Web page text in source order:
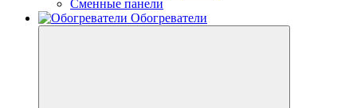
Сменные панели
Обогреватели